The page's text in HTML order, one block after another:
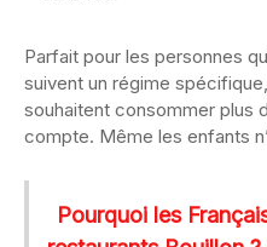
Parfait pour les personnes
suivent un régime
souhaitent consommer plus
compte. Même les enfants
Pourquoi les